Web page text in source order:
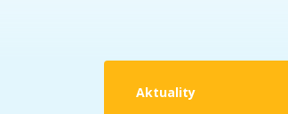
Aktuality